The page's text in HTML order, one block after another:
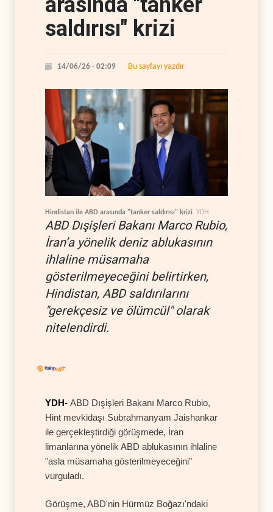
saldırısı" krizi
14/06/26 - 02:09 Bu sayfayı yazdır
Hindistan ile ABD arasında "tanker saldırısı" krizi YDH
ABD Dışişleri Bakanı Marco Rubio,
İran’a yönelik deniz ablukasının
ihlaline müsamaha
gösterilmeyeceğini belirtirken,
Hindistan, ABD saldırılarını
"gerekçesiz ve ölümcül" olarak
nitelendirdi.
YDH- ABD Dışişleri Bakanı Marco Rubio,
Hint mevkidaşı Subrahmanyam Jaishankar
ile gerçekleştirdiği görüşmede, İran
limanlarına yönelik ABD ablukasının ihlaline
"asla müsamaha gösterilmeyeceğini"
vurguladı.
Görüşme, ABD'nin Hürmüz Boğazı'ndaki